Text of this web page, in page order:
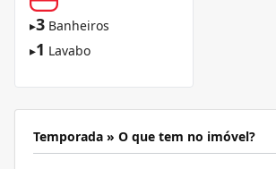
▸3 Banheiros
▸1 Lavabo
Temporada » O que tem no imóvel?